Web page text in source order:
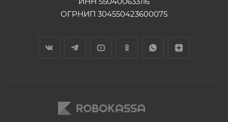
ОГРНИП 304550423600075